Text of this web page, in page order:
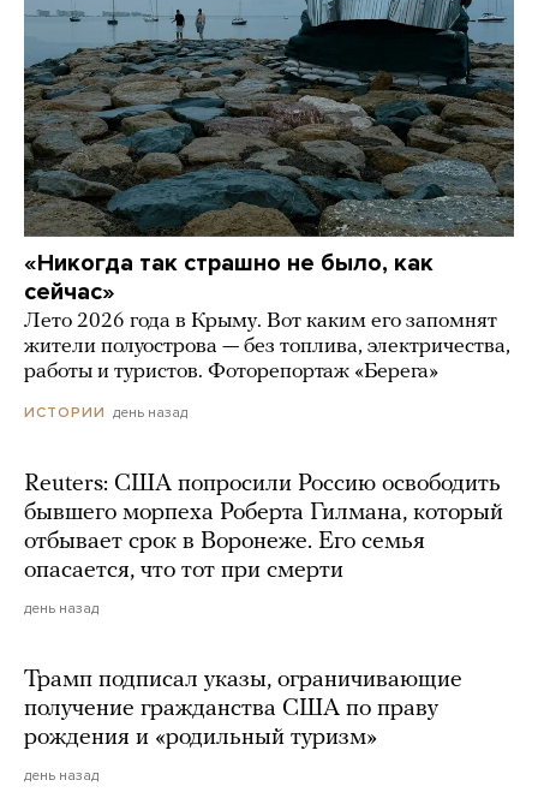
«Никогда так страшно не было, как
сейчас»
Лето 2026 года в Крыму. Вот каким его запомнят
жители полуострова — без топлива, электричества,
работы и туристов. Фоторепортаж «Берега»
ИСТОРИИ день назад
Reuters: США попросили Россию освободить
бывшего морпеха Роберта Гилмана, который
отбывает срок в Воронеже. Его семья
опасается, что тот при смерти
день назад
Трамп подписал указы, ограничивающие
получение гражданства США по праву
рождения и «родильный туризм»
день назад